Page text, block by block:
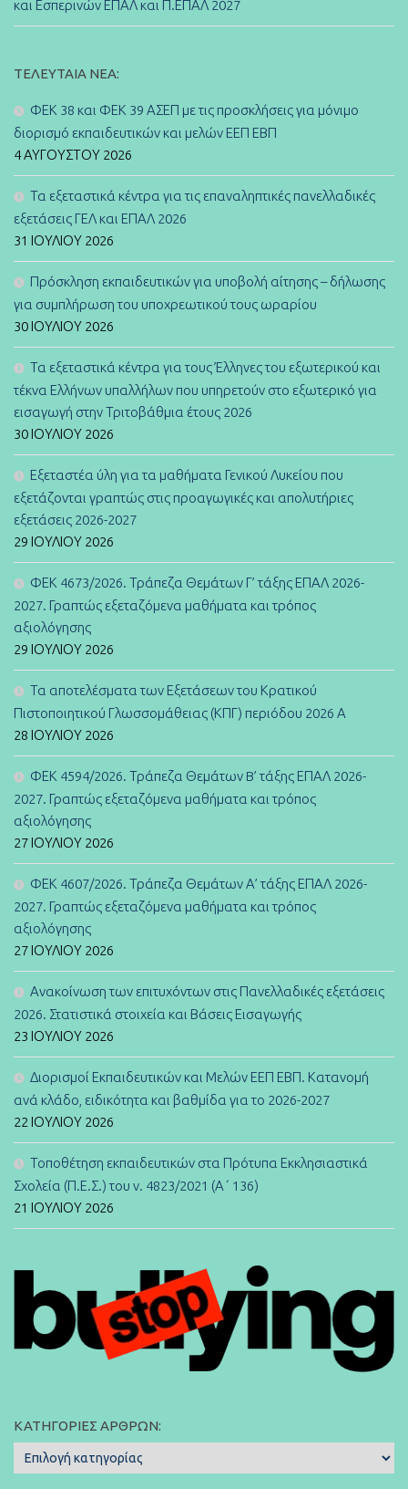
και Εσπερινών ΕΠΑΛ και Π.ΕΠΑΛ 2027
ΤΕΛΕΥΤΑΊΑ ΝΈΑ:
ΦΕΚ 38 και ΦΕΚ 39 ΑΣΕΠ με τις προσκλήσεις για μόνιμο
διορισμό εκπαιδευτικών και μελών ΕΕΠ ΕΒΠ
4 ΑΥΓΟΎΣΤΟΥ 2026
Τα εξεταστικά κέντρα για τις επαναληπτικές πανελλαδικές
εξετάσεις ΓΕΛ και ΕΠΑΛ 2026
31 ΙΟΥΛΊΟΥ 2026
Πρόσκληση εκπαιδευτικών για υποβολή αίτησης – δήλωσης
για συμπλήρωση του υποχρεωτικού τους ωραρίου
30 ΙΟΥΛΊΟΥ 2026
Τα εξεταστικά κέντρα για τους Έλληνες του εξωτερικού και
τέκνα Ελλήνων υπαλλήλων που υπηρετούν στο εξωτερικό για
εισαγωγή στην Τριτοβάθμια έτους 2026
30 ΙΟΥΛΊΟΥ 2026
Εξεταστέα ύλη για τα μαθήματα Γενικού Λυκείου που
εξετάζονται γραπτώς στις προαγωγικές και απολυτήριες
εξετάσεις 2026-2027
29 ΙΟΥΛΊΟΥ 2026
ΦΕΚ 4673/2026. Τράπεζα Θεμάτων Γ’ τάξης ΕΠΑΛ 2026-
2027. Γραπτώς εξεταζόμενα μαθήματα και τρόπος
αξιολόγησης
29 ΙΟΥΛΊΟΥ 2026
Τα αποτελέσματα των Εξετάσεων του Κρατικού
Πιστοποιητικού Γλωσσομάθειας (ΚΠΓ) περιόδου 2026 Α
28 ΙΟΥΛΊΟΥ 2026
ΦΕΚ 4594/2026. Τράπεζα Θεμάτων B’ τάξης ΕΠΑΛ 2026-
2027. Γραπτώς εξεταζόμενα μαθήματα και τρόπος
αξιολόγησης
27 ΙΟΥΛΊΟΥ 2026
ΦΕΚ 4607/2026. Τράπεζα Θεμάτων Α’ τάξης ΕΠΑΛ 2026-
2027. Γραπτώς εξεταζόμενα μαθήματα και τρόπος
αξιολόγησης
27 ΙΟΥΛΊΟΥ 2026
Ανακοίνωση των επιτυχόντων στις Πανελλαδικές εξετάσεις
2026. Στατιστικά στοιχεία και Βάσεις Εισαγωγής
23 ΙΟΥΛΊΟΥ 2026
Διορισμοί Εκπαιδευτικών και Μελών ΕΕΠ ΕΒΠ. Κατανομή
ανά κλάδο, ειδικότητα και βαθμίδα για το 2026-2027
22 ΙΟΥΛΊΟΥ 2026
Τοποθέτηση εκπαιδευτικών στα Πρότυπα Εκκλησιαστικά
Σχολεία (Π.Ε.Σ.) του ν. 4823/2021 (Α΄ 136)
21 ΙΟΥΛΊΟΥ 2026
ΚΑΤΗΓΟΡΊΕΣ ΆΡΘΡΩΝ:
Κατηγορίες
Άρθρων: